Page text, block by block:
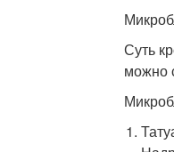
Суть
можно